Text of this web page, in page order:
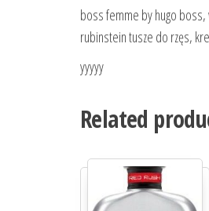
boss femme by hugo
rubinstein tusze do rzęs,
yyyyy
Related